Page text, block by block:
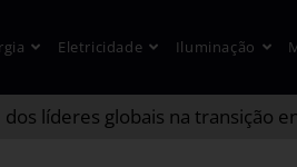
Eletricidade Iluminação
líderes globais na transição